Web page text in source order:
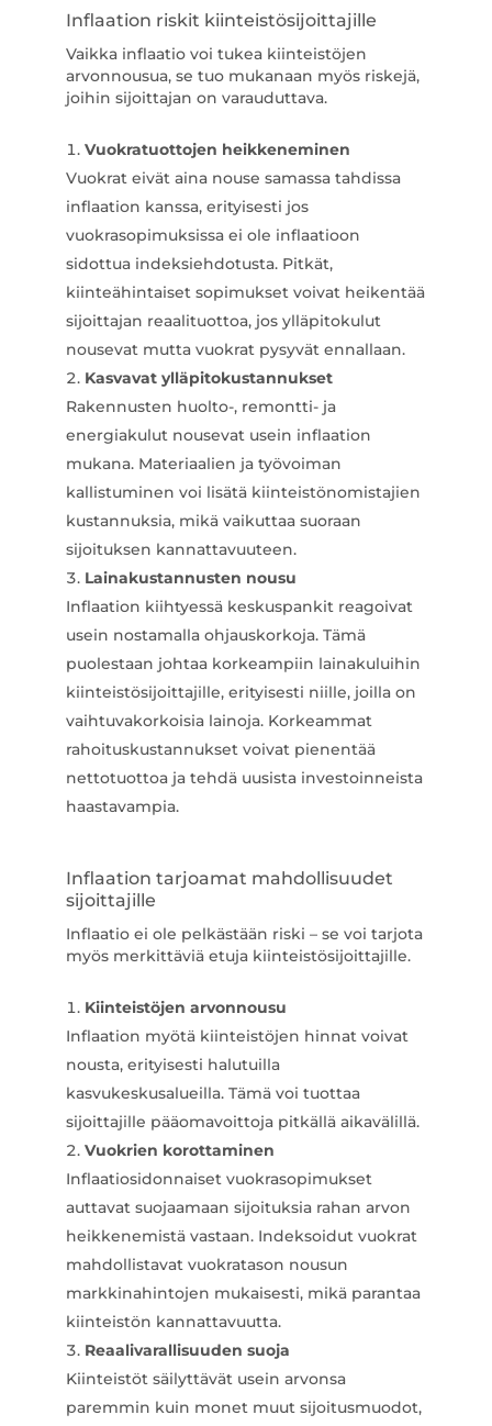
Inflaation riskit kiinteistösijoittajille
Vaikka inflaatio voi tukea kiinteistöjen
arvonnousua, se tuo mukanaan myös riskejä,
joihin sijoittajan on varauduttava.
Vuokratuottojen heikkeneminen
Vuokrat eivät aina nouse samassa tahdissa
inflaation kanssa, erityisesti jos
vuokrasopimuksissa ei ole inflaatioon
sidottua indeksiehdotusta. Pitkät,
kiinteähintaiset sopimukset voivat heikentää
sijoittajan reaalituottoa, jos ylläpitokulut
nousevat mutta vuokrat pysyvät ennallaan.
Kasvavat ylläpitokustannukset
Rakennusten huolto-, remontti- ja
energiakulut nousevat usein inflaation
mukana. Materiaalien ja työvoiman
kallistuminen voi lisätä kiinteistönomistajien
kustannuksia, mikä vaikuttaa suoraan
sijoituksen kannattavuuteen.
Lainakustannusten nousu
Inflaation kiihtyessä keskuspankit reagoivat
usein nostamalla ohjauskorkoja. Tämä
puolestaan johtaa korkeampiin lainakuluihin
kiinteistösijoittajille, erityisesti niille, joilla on
vaihtuvakorkoisia lainoja. Korkeammat
rahoituskustannukset voivat pienentää
nettotuottoa ja tehdä uusista investoinneista
haastavampia.
Inflaation tarjoamat mahdollisuudet
sijoittajille
Inflaatio ei ole pelkästään riski – se voi tarjota
myös merkittäviä etuja kiinteistösijoittajille.
Kiinteistöjen arvonnousu
Inflaation myötä kiinteistöjen hinnat voivat
nousta, erityisesti halutuilla
kasvukeskusalueilla. Tämä voi tuottaa
sijoittajille pääomavoittoja pitkällä aikavälillä.
Vuokrien korottaminen
Inflaatiosidonnaiset vuokrasopimukset
auttavat suojaamaan sijoituksia rahan arvon
heikkenemistä vastaan. Indeksoidut vuokrat
mahdollistavat vuokratason nousun
markkinahintojen mukaisesti, mikä parantaa
kiinteistön kannattavuutta.
Reaalivarallisuuden suoja
Kiinteistöt säilyttävät usein arvonsa
paremmin kuin monet muut sijoitusmuodot,